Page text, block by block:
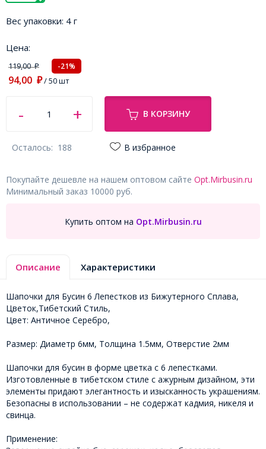
Вес упаковки: 4 г
Цена:
119,00₽ -21%
94,00 ₽/ 50 шт
В КОРЗИНУ
Осталось: 188 В избранное
Покупайте дешевле на нашем оптовом сайте Opt.Mirbusin.ru
Минимальный заказ 10000 руб.
Купить оптом на Opt.Mirbusin.ru
Описание Характеристики
Шапочки для Бусин 6 Лепестков из Бижутерного Сплава,
Цветок,Тибетский Стиль,
Цвет: Античное Серебро,
Размер: Диаметр 6мм, Толщина 1.5мм, Отверстие 2мм
Шапочки для бусин в форме цветка с 6 лепестками.
Изготовленные в тибетском стиле с ажурным дизайном, эти
элементы придают элегантность и изысканность украшениям.
Безопасны в использовании – не содержат кадмия, никеля и
свинца.
Применение: